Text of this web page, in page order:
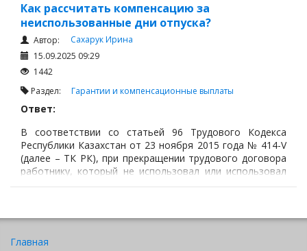
Как рассчитать компенсацию за
неиспользованные дни отпуска?
Автор:
Сахарук Ирина
15.09.2025 09:29
1442
Раздел: Гарантии и компенсационные выплаты
Ответ:
В соответствии со статьей 96 Трудового Кодекса
Республики Казахстан от 23 ноября 2015 года № 414-V
(далее – ТК РК), при прекращении трудового договора
работнику, который не использовал или использовал
не полностью оплачиваемый ежегодный трудовой
Главная